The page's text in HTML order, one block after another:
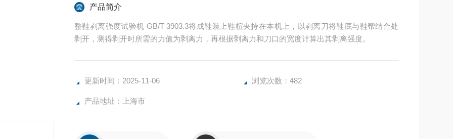
产品简介
整鞋剥离强度试验机 GB/T 3903.3将成鞋装上鞋楦夹持在本机上，以剥离刀将鞋底与鞋帮结合处
剥开，测得剥开时所需的力值为剥离力，再根据剥离力和刀口的宽度计算出其剥离强度。
更新时间：2025-11-06 浏览次数：482
产品地址：上海市